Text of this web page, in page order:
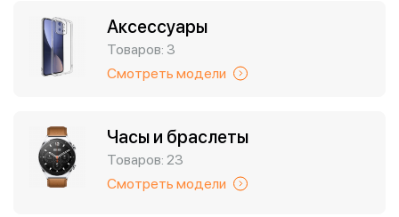
Аксессуары
Товаров: 3
Смотреть модели
Часы и браслеты
Товаров: 23
Смотреть модели